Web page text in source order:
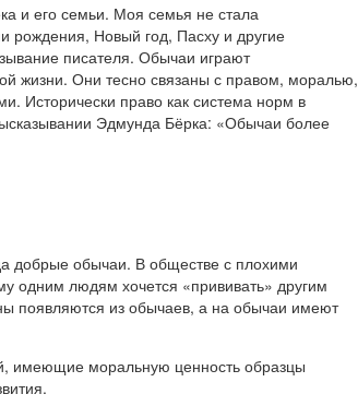
и его семьи. Моя семья не стала
рождения, Новый год, Пасху и другие
писателя. Обычаи играют
жизни. Они тесно связаны с правом, моралью,
Исторически право как система норм в
Эдмунда Бёрка: «Обычаи более
добрые обычаи. В обществе с плохими
одним людям хочется «прививать» другим
появляются из обычаев, а на обычаи имеют
имеющие моральную ценность образцы